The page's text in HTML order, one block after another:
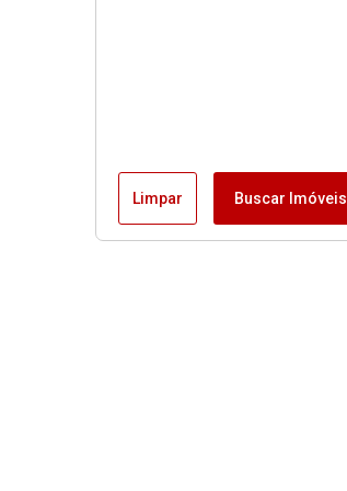
Limpar Buscar Imóveis